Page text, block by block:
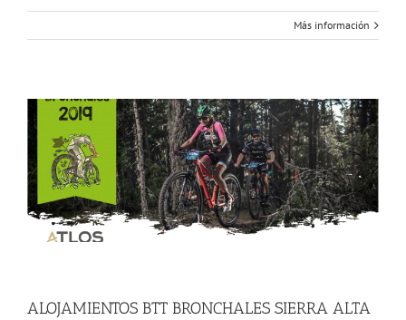
Más información
ALOJAMIENTOS BTT BRONCHALES SIERRA ALTA